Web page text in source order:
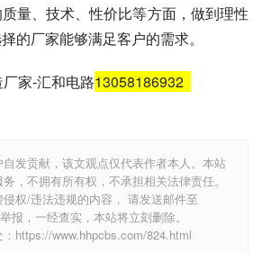
量、技术、性价比等方面，做到理性
的厂家能够满足客户的需求。
家-汇和电路13058186932
发贡献，该文观点仅代表作者本人。本站
，不拥有所有权，不承担相关法律责任。
权/违法违规的内容， 请发送邮件至
报，一经查实，本站将立刻删除。
https://www.hhpcbs.com/824.html